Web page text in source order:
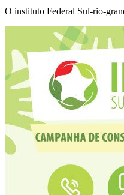
O instituto Federal Sul-rio-